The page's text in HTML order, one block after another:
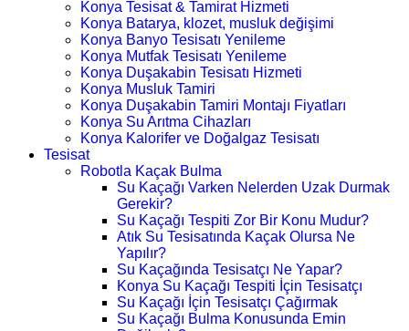
Konya Tesisat & Tamirat Hizmeti
Konya Batarya, klozet, musluk değişimi
Konya Banyo Tesisatı Yenileme
Konya Mutfak Tesisatı Yenileme
Konya Duşakabin Tesisatı Hizmeti
Konya Musluk Tamiri
Konya Duşakabin Tamiri Montajı Fiyatları
Konya Su Arıtma Cihazları
Konya Kalorifer ve Doğalgaz Tesisatı
Tesisat
Robotla Kaçak Bulma
Su Kaçağı Varken Nelerden Uzak Durmak
Gerekir?
Su Kaçağı Tespiti Zor Bir Konu Mudur?
Atık Su Tesisatında Kaçak Olursa Ne
Yapılır?
Su Kaçağında Tesisatçı Ne Yapar?
Konya Su Kaçağı Tespiti İçin Tesisatçı
Su Kaçağı İçin Tesisatçı Çağırmak
Su Kaçağı Bulma Konusunda Emin